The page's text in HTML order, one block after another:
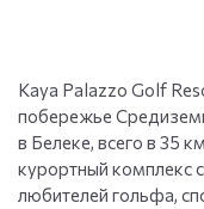
Kaya Palazzo Golf
побережье
в Белеке, всего в 35
курортный комплекс
любителей гольфа,